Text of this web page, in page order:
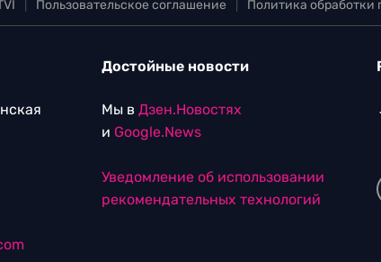
Пользовательское соглашение Политика
Достойные новости
Мы в Дзен.Новостях
и Google.News
Уведомление об использовании
рекомендательных технологий